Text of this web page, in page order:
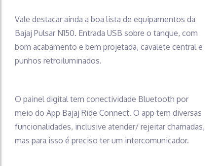
Vale destacar ainda a boa lista de equipamentos da
Bajaj Pulsar N150. Entrada USB sobre o tanque, com
bom acabamento e bem projetada, cavalete central e
punhos retroiluminados.
O painel digital tem conectividade Bluetooth por
meio do App Bajaj Ride Connect. O app tem diversas
funcionalidades, inclusive atender/ rejeitar chamadas,
mas para isso é preciso ter um intercomunicador.